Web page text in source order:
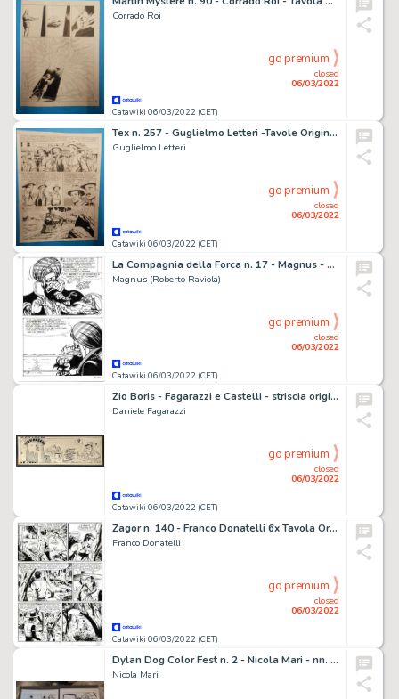
Corrado Roi
Catawiki 06/03/2022 (CET)
closed
06/03/2022
go premium
Tex n. 257 - Guglielmo Letteri -Tavole Originali "La pista nel cielo" - Page volante - Exemplaire unique - (1982)
Guglielmo Letteri
Catawiki 06/03/2022 (CET)
closed
06/03/2022
go premium
La Compagnia della Forca n. 17 - Magnus - Tavola Originale "I Due Genii Siamesi" - Page volante - Exemplaire unique - (1978)
Magnus (Roberto Raviola)
Catawiki 06/03/2022 (CET)
closed
06/03/2022
go premium
Zio Boris - Fagarazzi e Castelli - striscia originale #119 per Corriere dei Ragazzi - Page volante - Exemplaire unique - (1973)
Daniele Fagarazzi
Catawiki 06/03/2022 (CET)
closed
06/03/2022
go premium
Zagor n. 140 - Franco Donatelli 6x Tavola Originale "Pericolo biondo" - Page volante - Exemplaire unique - (1979)
Franco Donatelli
Catawiki 06/03/2022 (CET)
closed
06/03/2022
go premium
Dylan Dog Color Fest n. 2 - Nicola Mari - nn. 2 tavole originali - Il Mago degli Affari " - Page volante - (2008)
Nicola Mari